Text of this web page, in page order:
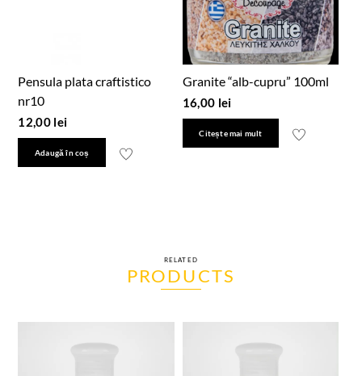
Pensula plata craftistico
nr10
12,00 lei
Adaugă în coș
Granite “alb-cupru” 100ml
16,00 lei
Citește mai mult
RELATED
PRODUCTS